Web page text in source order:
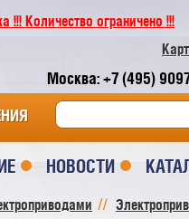
!!! Количество ограничено !!!
Москва: +7 (495)
НОВОСТИ